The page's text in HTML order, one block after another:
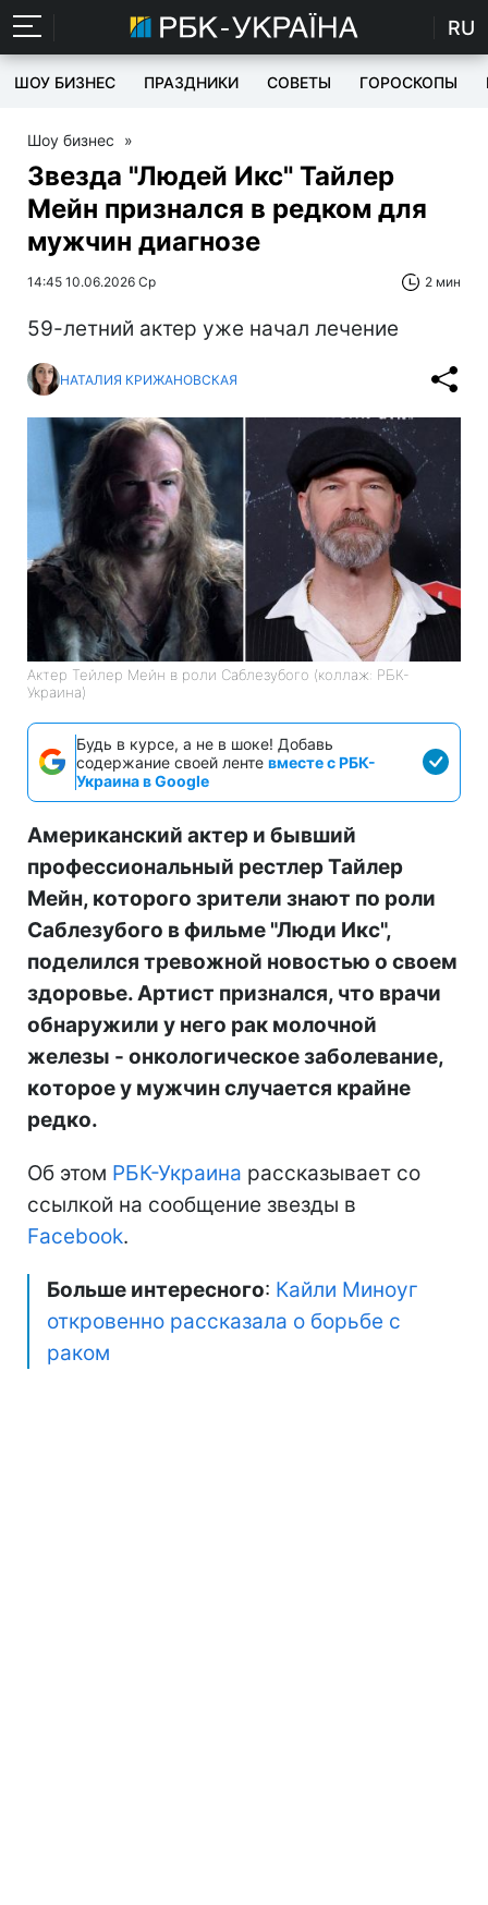
RU
ШОУ БИЗНЕС ПРАЗДНИКИ СОВЕТЫ ГОРОСКОПЫ
Шоу бизнес »
Звезда "Людей Икс" Тайлер
Мейн признался в редком для
мужчин диагнозе
14:45 10.06.2026 Ср 2 мин
59-летний актер уже начал лечение
НАТАЛИЯ КРИЖАНОВСКАЯ
Актер Тейлер Мейн в роли Саблезубого (коллаж: РБК-
Украина)
Будь в курсе, а не в шоке! Добавь
содержание своей ленте вместе с РБК-
Украина в Google
Американский актер и бывший
профессиональный рестлер Тайлер
Мейн, которого зрители знают по роли
Саблезубого в фильме "Люди Икс",
поделился тревожной новостью о своем
здоровье. Артист признался, что врачи
обнаружили у него рак молочной
железы - онкологическое заболевание,
которое у мужчин случается крайне
редко.
Об этом РБК-Украина рассказывает со
ссылкой на сообщение звезды в
Facebook.
Больше интересного: Кайли Миноуг
откровенно рассказала о борьбе с
раком